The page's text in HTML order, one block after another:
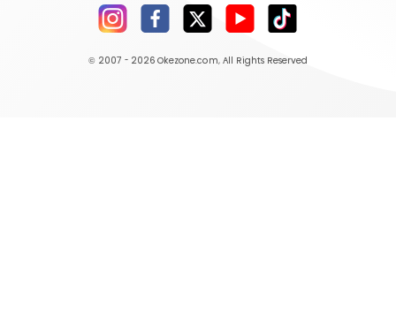
© 2007 - 2026 Okezone.com, All Rights Reserved